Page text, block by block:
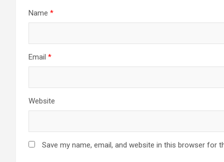
Name *
Email *
Website
Save my name, email, and website in this browser for